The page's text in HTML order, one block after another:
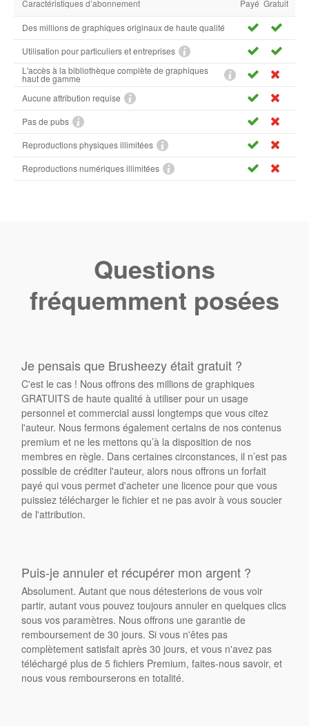
Caractéristiques d’abonnement Payé Gratuit
Des millions de graphiques originaux de haute qualité
Utilisation pour particuliers et entreprises
L'accès à la bibliothèque complète de graphiques
haut de gamme
Aucune attribution requise
Pas de pubs
Reproductions physiques illimitées
Reproductions numériques illimitées
Questions
fréquemment posées
Je pensais que Brusheezy était gratuit ?
C'est le cas ! Nous offrons des millions de graphiques
GRATUITS de haute qualité à utiliser pour un usage
personnel et commercial aussi longtemps que vous citez
l'auteur. Nous fermons également certains de nos contenus
premium et ne les mettons qu’à la disposition de nos
membres en règle. Dans certaines circonstances, il n’est pas
possible de créditer l'auteur, alors nous offrons un forfait
payé qui vous permet d'acheter une licence pour que vous
puissiez télécharger le fichier et ne pas avoir à vous soucier
de l'attribution.
Puis-je annuler et récupérer mon argent ?
Absolument. Autant que nous détesterions de vous voir
partir, autant vous pouvez toujours annuler en quelques clics
sous vos paramètres. Nous offrons une garantie de
remboursement de 30 jours. Si vous n'êtes pas
complètement satisfait après 30 jours, et vous n'avez pas
téléchargé plus de 5 fichiers Premium, faites-nous savoir, et
nous vous rembourserons en totalité.